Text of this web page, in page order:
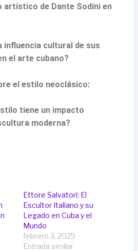
artístico de Dante Sodini en
influencia cultural de sus
el arte cubano?
el estilo neoclásico:
tiene un impacto
moderna?
Ettore Salvatori: El
Escultor Italiano y su
Legado en Cuba y el
Mundo
febrero 3, 2025
Entrada similar